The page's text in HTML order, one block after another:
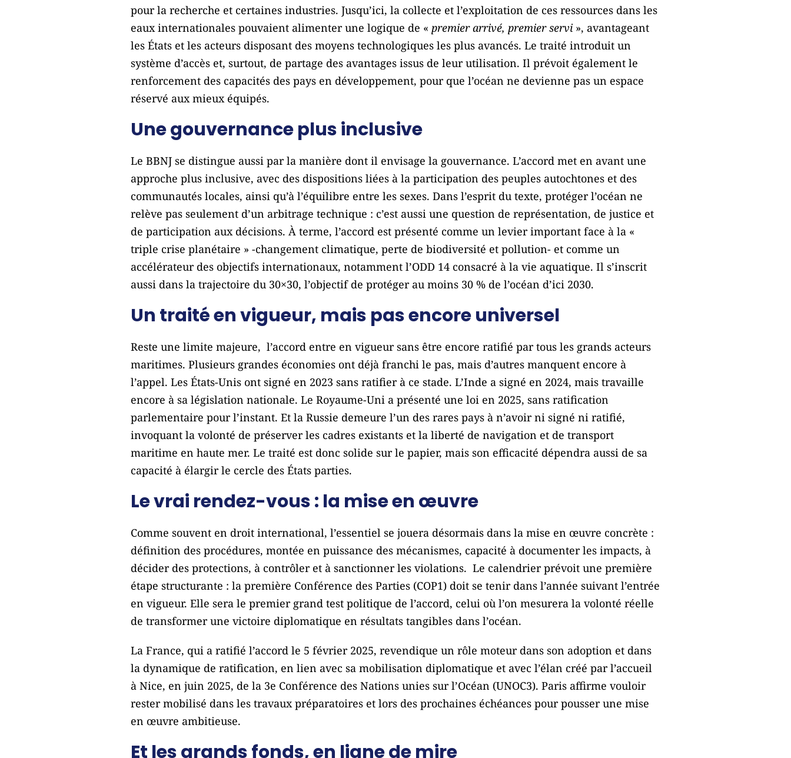
pour la recherche et certaines industries. Jusqu’ici, la collecte et l’exploitation de ces ressources dans les
eaux internationales pouvaient alimenter une logique de « premier arrivé, premier servi », avantageant
les États et les acteurs disposant des moyens technologiques les plus avancés. Le traité introduit un
système d’accès et, surtout, de partage des avantages issus de leur utilisation. Il prévoit également le
renforcement des capacités des pays en développement, pour que l’océan ne devienne pas un espace
réservé aux mieux équipés.
Une gouvernance plus inclusive
Le BBNJ se distingue aussi par la manière dont il envisage la gouvernance. L’accord met en avant une
approche plus inclusive, avec des dispositions liées à la participation des peuples autochtones et des
communautés locales, ainsi qu’à l’équilibre entre les sexes. Dans l’esprit du texte, protéger l’océan ne
relève pas seulement d’un arbitrage technique : c’est aussi une question de représentation, de justice et
de participation aux décisions. À terme, l’accord est présenté comme un levier important face à la «
triple crise planétaire » -changement climatique, perte de biodiversité et pollution- et comme un
accélérateur des objectifs internationaux, notamment l’ODD 14 consacré à la vie aquatique. Il s’inscrit
aussi dans la trajectoire du 30×30, l’objectif de protéger au moins 30 % de l’océan d’ici 2030.
Un traité en vigueur, mais pas encore universel
Reste une limite majeure, l’accord entre en vigueur sans être encore ratifié par tous les grands acteurs
maritimes. Plusieurs grandes économies ont déjà franchi le pas, mais d’autres manquent encore à
l’appel. Les États-Unis ont signé en 2023 sans ratifier à ce stade. L’Inde a signé en 2024, mais travaille
encore à sa législation nationale. Le Royaume-Uni a présenté une loi en 2025, sans ratification
parlementaire pour l’instant. Et la Russie demeure l’un des rares pays à n’avoir ni signé ni ratifié,
invoquant la volonté de préserver les cadres existants et la liberté de navigation et de transport
maritime en haute mer. Le traité est donc solide sur le papier, mais son efficacité dépendra aussi de sa
capacité à élargir le cercle des États parties.
Le vrai rendez-vous : la mise en œuvre
Comme souvent en droit international, l’essentiel se jouera désormais dans la mise en œuvre concrète :
définition des procédures, montée en puissance des mécanismes, capacité à documenter les impacts, à
décider des protections, à contrôler et à sanctionner les violations. Le calendrier prévoit une première
étape structurante : la première Conférence des Parties (COP1) doit se tenir dans l’année suivant l’entrée
en vigueur. Elle sera le premier grand test politique de l’accord, celui où l’on mesurera la volonté réelle
de transformer une victoire diplomatique en résultats tangibles dans l’océan.
La France, qui a ratifié l’accord le 5 février 2025, revendique un rôle moteur dans son adoption et dans
la dynamique de ratification, en lien avec sa mobilisation diplomatique et avec l’élan créé par l’accueil
à Nice, en juin 2025, de la 3e Conférence des Nations unies sur l’Océan (UNOC3). Paris affirme vouloir
rester mobilisé dans les travaux préparatoires et lors des prochaines échéances pour pousser une mise
en œuvre ambitieuse.
Et les grands fonds, en ligne de mire